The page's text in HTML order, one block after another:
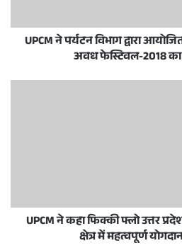
UPCM ने पर्यटन विभाग द्वारा
अवध फेस्टिवल-2018 का
UPCM ने कहा फिक्की फ्लो उत्तर
क्षेत्र में महत्वपूर्ण